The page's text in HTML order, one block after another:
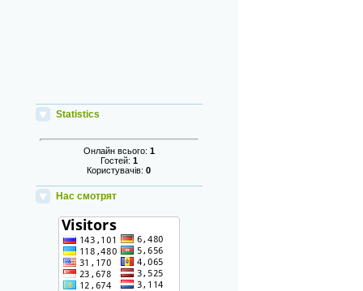
Statistics
Онлайн всього: 1
Гостей: 1
Користувачів:0
Нас смотрят